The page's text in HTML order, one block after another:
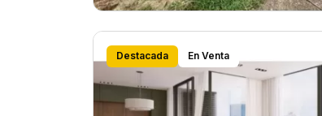
Destacada En Venta